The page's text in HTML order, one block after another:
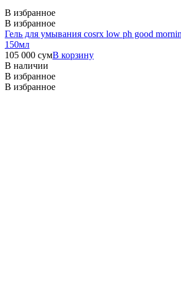
В избранное
В избранное
Гель для умывания cosrx low ph good
150мл
105 000 сумВ корзину
В наличии
В избранное
В избранное